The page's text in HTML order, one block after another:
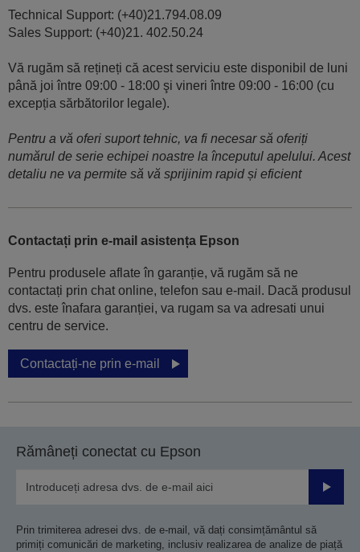
Technical Support: (+40)21.794.08.09
Sales Support: (+40)21. 402.50.24
Vă rugăm să rețineți că acest serviciu este disponibil de luni
până joi între 09:00 - 18:00 şi vineri între 09:00 - 16:00 (cu
excepția sărbătorilor legale).
Pentru a vă oferi suport tehnic, va fi necesar să oferiți
numărul de serie echipei noastre la începutul apelului. Acest
detaliu ne va permite să vă sprijinim rapid și eficient
Contactați prin e-mail asistența Epson
Pentru produsele aflate în garanție, vă rugăm să ne
contactați prin chat online, telefon sau e-mail. Dacă produsul
dvs. este înafara garanției, va rugam sa va adresati unui
centru de service.
Contactați-ne prin e-mail
Rămâneți conectat cu Epson
Prin trimiterea adresei dvs. de e-mail, vă dați consimțământul să
primiți comunicări de marketing, inclusiv realizarea de analize de piață